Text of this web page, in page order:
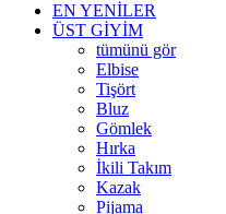
EN YENİLER
ÜST GİYİM
tümünü gör
Elbise
Tişört
Bluz
Gömlek
Hırka
İkili Takım
Kazak
Pijama